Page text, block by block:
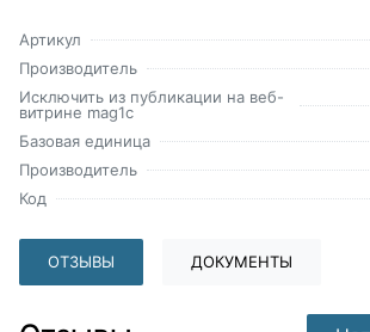
Артикул
Производитель
Исключить из публикации на веб-
витрине mag1c
Базовая единица
Производитель
Код
ОТЗЫВЫ ДОКУМЕНТЫ